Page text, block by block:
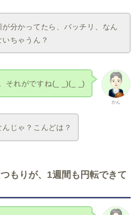
が分かってたら、バッチリ、なん
ちゃうん？
かん
それがですね(_ _)(_ _)
んじゃ？こんどは？
もりが、1週間も円転できて